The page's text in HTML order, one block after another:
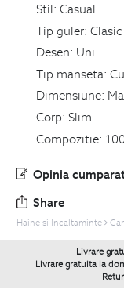
Stil: Casual
Tip guler: Clasic
Desen: Uni
Tip manseta:
Dimensiune:
Corp: Slim
Compozitie:
Opinia
Share
Haine si Incaltaminte
Livrare
Livrare gratuita la